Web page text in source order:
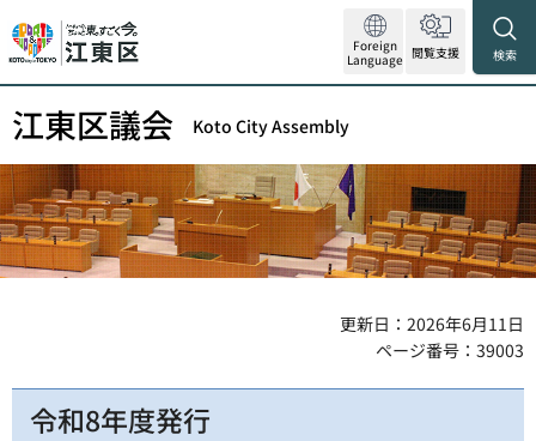
Foreign
Language 閲覧支援 検索
江東区議会 Koto City Assembly
更新日：2026年6月11日
ページ番号：39003
令和8年度発行